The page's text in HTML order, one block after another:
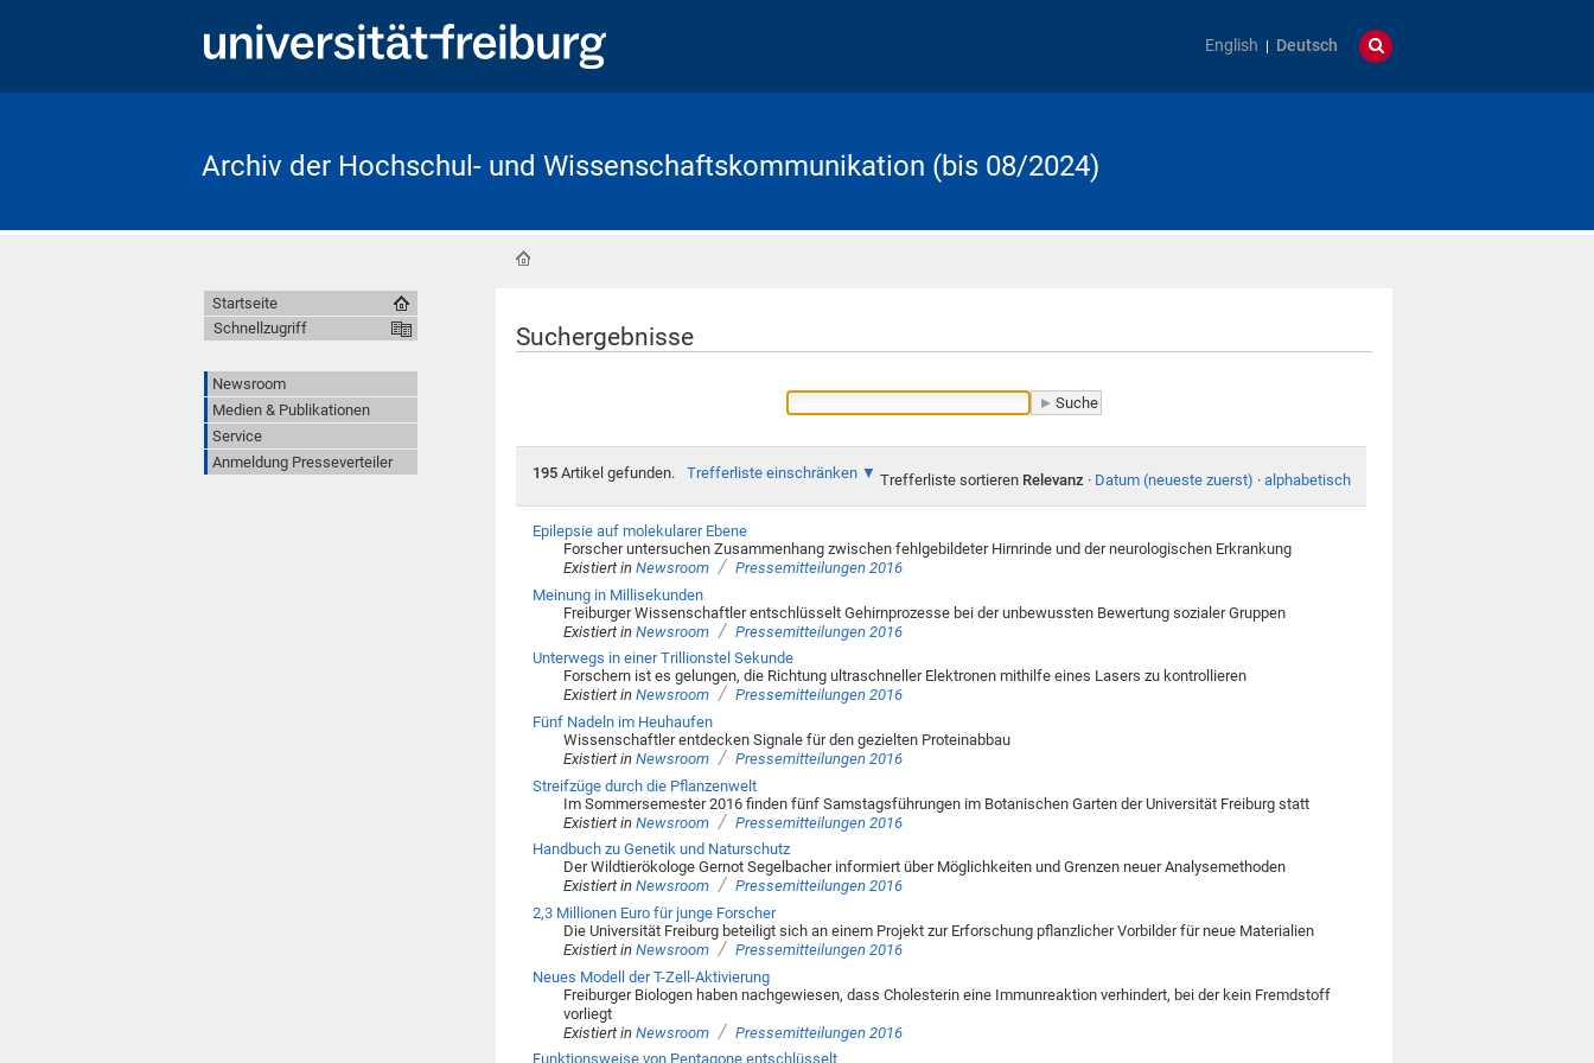
English Deutsch
Archiv der Hochschul- und Wissenschaftskommunikation (bis 08/2024)
Suchergebnisse
195Artikel gefunden. Trefferliste einschränken Trefferliste sortieren Relevanz · Datum (neueste zuerst) · alphabetisch
Epilepsie auf molekularer Ebene
Forscher untersuchen Zusammenhang zwischen fehlgebildeter Hirnrinde und der neurologischen Erkrankung
Existiert in Newsroom / Pressemitteilungen 2016
Meinung in Millisekunden
Freiburger Wissenschaftler entschlüsselt Gehirnprozesse bei der unbewussten Bewertung sozialer Gruppen
Existiert in Newsroom / Pressemitteilungen 2016
Unterwegs in einer Trillionstel Sekunde
Forschern ist es gelungen, die Richtung ultraschneller Elektronen mithilfe eines Lasers zu kontrollieren
Existiert in Newsroom / Pressemitteilungen 2016
Fünf Nadeln im Heuhaufen
Wissenschaftler entdecken Signale für den gezielten Proteinabbau
Existiert in Newsroom / Pressemitteilungen 2016
Streifzüge durch die Pflanzenwelt
Im Sommersemester 2016 finden fünf Samstagsführungen im Botanischen Garten der Universität Freiburg statt
Existiert in Newsroom / Pressemitteilungen 2016
Handbuch zu Genetik und Naturschutz
Der Wildtierökologe Gernot Segelbacher informiert über Möglichkeiten und Grenzen neuer Analysemethoden
Existiert in Newsroom / Pressemitteilungen 2016
2,3 Millionen Euro für junge Forscher
Die Universität Freiburg beteiligt sich an einem Projekt zur Erforschung pflanzlicher Vorbilder für neue Materialien
Existiert in Newsroom / Pressemitteilungen 2016
Neues Modell der T-Zell-Aktivierung
Freiburger Biologen haben nachgewiesen, dass Cholesterin eine Immunreaktion verhindert, bei der kein Fremdstoff
vorliegt
Existiert in Newsroom / Pressemitteilungen 2016
Funktionsweise von Pentagone entschlüsselt
Startseite
Schnellzugriff
Newsroom
Medien & Publikationen
Service
Anmeldung Presseverteiler